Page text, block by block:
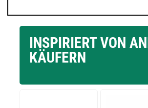
INSPIRIERT VON
KÄUFERN